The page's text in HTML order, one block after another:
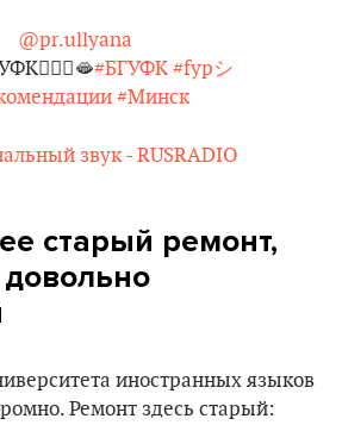
@pr.ullyana
#БГУФК #fypシ゚
#Минск
звук - RUSRADIO
старый ремонт,
иностранных языков
Ремонт здесь старый: